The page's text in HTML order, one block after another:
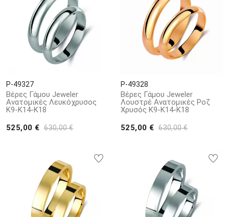
P-49327
Βέρες Γάμου Jeweler
Ανατομικές Λευκόχρυσος
Κ9-Κ14-Κ18
525,00 € 630,00 €
P-49328
Βέρες Γάμου Jeweler
Λουστρέ Ανατομικές Ροζ
Χρυσός Κ9-Κ14-Κ18
525,00 € 630,00 €